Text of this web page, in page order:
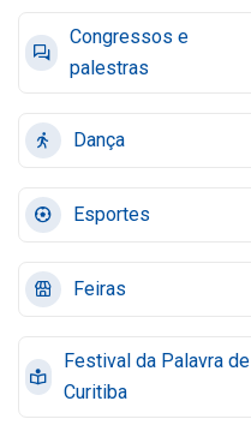
Congressos e
palestras
Dança
Esportes
Feiras
Festival da Palavra de
Curitiba